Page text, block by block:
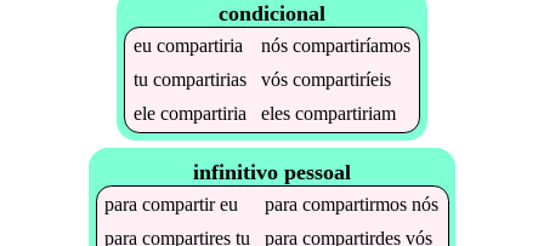
condicional
eu compartiria nós compartiríamos
tu compartirias vós compartiríeis
ele compartiria eles compartiriam
infinitivo pessoal
paracompartireu paracompartirmos nós
paracompartires tu paracompartirdes vós